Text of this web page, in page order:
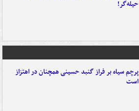
حیله‌گر!
پرچم سیاه بر فراز گنبد حسینی همچنان در اهتزاز
است